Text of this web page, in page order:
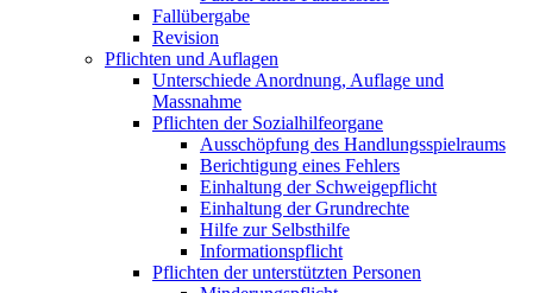
Fallübergabe
Revision
Pflichten und Auflagen
Unterschiede Anordnung, Auflage und
Massnahme
Pflichten der Sozialhilfeorgane
Ausschöpfung des Handlungsspielraums
Berichtigung eines Fehlers
Einhaltung der Schweigepflicht
Einhaltung der Grundrechte
Hilfe zur Selbsthilfe
Informationspflicht
Pflichten der unterstützten Personen